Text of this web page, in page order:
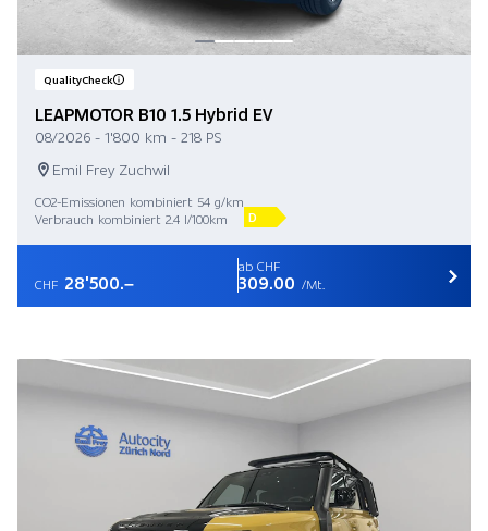
QualityCheck
LEAPMOTOR B10 1.5 Hybrid EV
08/2026 - 1'800 km - 218 PS
Emil Frey Zuchwil
CO2-Emissionen kombiniert 54 g/km
Verbrauch kombiniert 2.4 l/100km
D
CHF 28'500.–
ab CHF
309.00 /Mt.